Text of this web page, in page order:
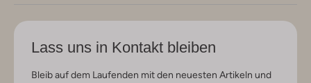
Lass uns in Kontakt bleiben
Bleib auf dem Laufenden mit den neuesten Artikeln und